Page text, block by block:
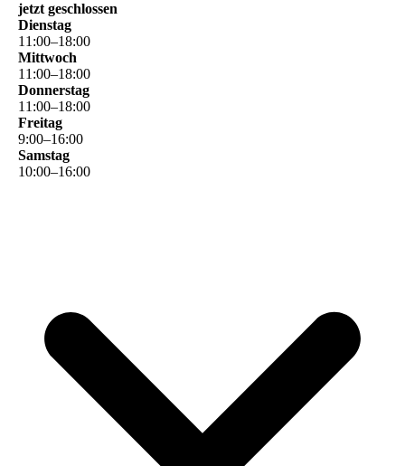
jetzt geschlossen
Dienstag
11 :00–18:00
Mittwoch
11 :00–18:00
Donnerstag
11 :00–18:00
Freitag
9:00–16:00
Samstag
10:00–16:00